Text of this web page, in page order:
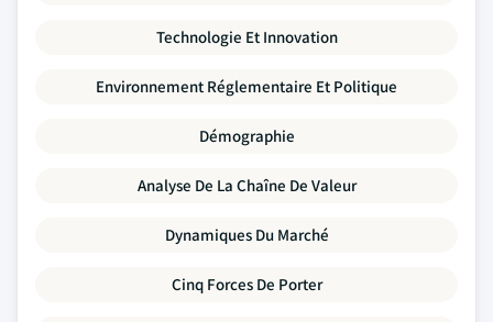
Technologie Et Innovation
Environnement Réglementaire Et Politique
Démographie
Analyse De La Chaîne De Valeur
Dynamiques Du Marché
Cinq Forces De Porter